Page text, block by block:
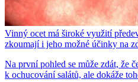
Vinný ocet má široké využití
zkoumají i jeho možné účinky na
Na první pohled se může zdát, že
k ochucování salátů, ale dokáže